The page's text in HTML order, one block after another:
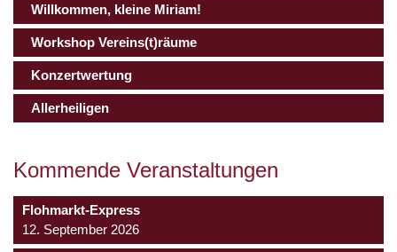
Willkommen, kleine Miriam!
Workshop Vereins(t)räume
Konzertwertung
Allerheiligen
Kommende Veranstaltungen
Flohmarkt-Express
12. September 2026